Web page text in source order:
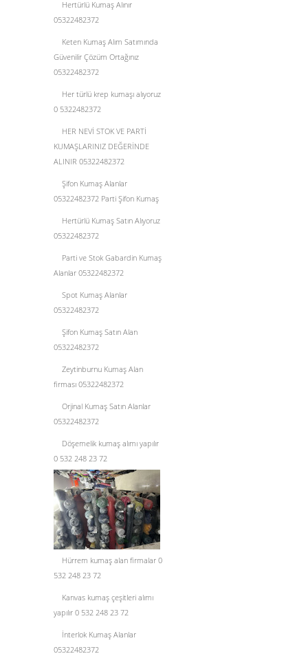
Hertürlü Kumaş Alınır
05322482372
Keten Kumaş Alım Satımında
Güvenilir Çözüm Ortağınız
05322482372
Her türlü krep kumaşı alıyoruz
0 5322482372
HER NEVİ STOK VE PARTİ
KUMAŞLARINIZ DEĞERİNDE
ALINIR 05322482372
Şifon Kumaş Alanlar
05322482372 Parti Şifon Kumaş
Hertürlü Kumaş Satın Alıyoruz
05322482372
Parti ve Stok Gabardin Kumaş
Alanlar 05322482372
Spot Kumaş Alanlar
05322482372
Şifon Kumaş Satın Alan
05322482372
Zeytinburnu Kumaş Alan
firması 05322482372
Orjinal Kumaş Satın Alanlar
05322482372
Döşemelik kumaş alımı yapılır
0 532 248 23 72
Hürrem kumaş alan firmalar 0
532 248 23 72
Kanvas kumaş çeşitleri alımı
yapılır 0 532 248 23 72
İnterlok Kumaş Alanlar
05322482372